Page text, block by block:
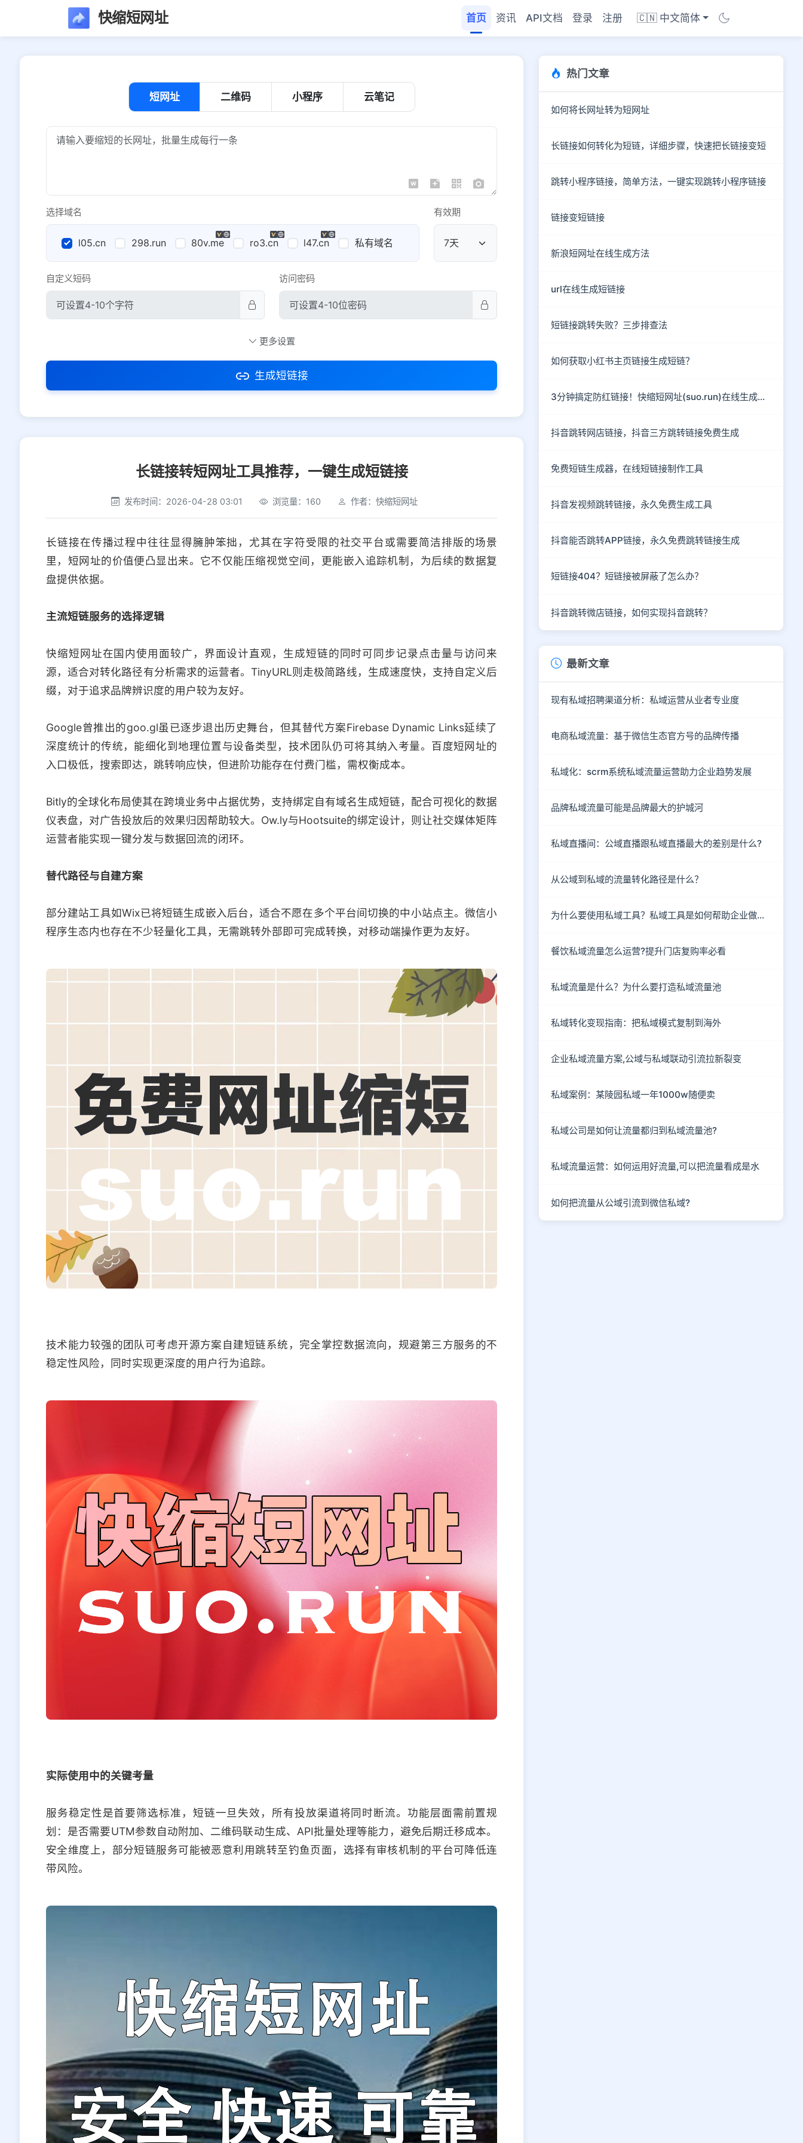
快缩短网址 首页 资讯 API文档 登录 注册 🇨🇳 中文简体
短网址 二维码 小程序 云笔记
选择域名
l05.cn 298.run 80v.me ro3.cn l47.cn 私有域名 公共域名
有效期
自定义短码 访问密码
社交平台 电商平台
选择防红平台类型，避免链接被拦截
平台设置
iOS Android PC 其他
更多设置
生成短链接
长链接转短网址工具推荐，一键生成短链接
发布时间：2026-04-28 03:01 浏览量：160 作者：快缩短网址
长链接在传播过程中往往显得臃肿笨拙，尤其在字符受限的社交平台或需要简洁排版的场景
里，短网址的价值便凸显出来。它不仅能压缩视觉空间，更能嵌入追踪机制，为后续的数据复
盘提供依据。
主流短链服务的选择逻辑
快缩短网址在国内使用面较广，界面设计直观，生成短链的同时可同步记录点击量与访问来
源，适合对转化路径有分析需求的运营者。TinyURL则走极简路线，生成速度快，支持自定义后
缀，对于追求品牌辨识度的用户较为友好。
Google曾推出的goo.gl虽已逐步退出历史舞台，但其替代方案Firebase Dynamic Links延续了
深度统计的传统，能细化到地理位置与设备类型，技术团队仍可将其纳入考量。百度短网址的
入口极低，搜索即达，跳转响应快，但进阶功能存在付费门槛，需权衡成本。
Bitly的全球化布局使其在跨境业务中占据优势，支持绑定自有域名生成短链，配合可视化的数据
仪表盘，对广告投放后的效果归因帮助较大。Ow.ly与Hootsuite的绑定设计，则让社交媒体矩阵
运营者能实现一键分发与数据回流的闭环。
替代路径与自建方案
部分建站工具如Wix已将短链生成嵌入后台，适合不愿在多个平台间切换的中小站点主。微信小
程序生态内也存在不少轻量化工具，无需跳转外部即可完成转换，对移动端操作更为友好。
技术能力较强的团队可考虑开源方案自建短链系统，完全掌控数据流向，规避第三方服务的不
稳定性风险，同时实现更深度的用户行为追踪。
实际使用中的关键考量
服务稳定性是首要筛选标准，短链一旦失效，所有投放渠道将同时断流。功能层面需前置规
划：是否需要UTM参数自动附加、二维码联动生成、API批量处理等能力，避免后期迁移成本。
安全维度上，部分短链服务可能被恶意利用跳转至钓鱼页面，选择有审核机制的平台可降低连
带风险。
热门文章
如何将长网址转为短网址
长链接如何转化为短链，详细步骤，快速把长链接变短
跳转小程序链接，简单方法，一键实现跳转小程序链接
链接变短链接
新浪短网址在线生成方法
url在线生成短链接
短链接跳转失败？三步排查法
如何获取小红书主页链接生成短链？
3分钟搞定防红链接！快缩短网址(suo.run)在线生成指南
抖音跳转网店链接，抖音三方跳转链接免费生成
免费短链生成器，在线短链接制作工具
抖音发视频跳转链接，永久免费生成工具
抖音能否跳转APP链接，永久免费跳转链接生成
短链接404？短链接被屏蔽了怎么办？
抖音跳转微店链接，如何实现抖音跳转？
最新文章
现有私域招聘渠道分析：私域运营从业者专业度
电商私域流量：基于微信生态官方号的品牌传播
私域化：scrm系统私域流量运营助力企业趋势发展
品牌私域流量可能是品牌最大的护城河
私域直播间：公域直播跟私域直播最大的差别是什么?
从公域到私域的流量转化路径是什么？
为什么要使用私域工具？私域工具是如何帮助企业做私域的？
餐饮私域流量怎么运营?提升门店复购率必看
私域流量是什么？为什么要打造私域流量池
私域转化变现指南：把私域模式复制到海外
企业私域流量方案,公域与私域联动引流拉新裂变
私域案例：某陵园私域一年1000w随便卖
私域公司是如何让流量都归到私域流量池?
私域流量运营：如何运用好流量,可以把流量看成是水
如何把流量从公域引流到微信私域?